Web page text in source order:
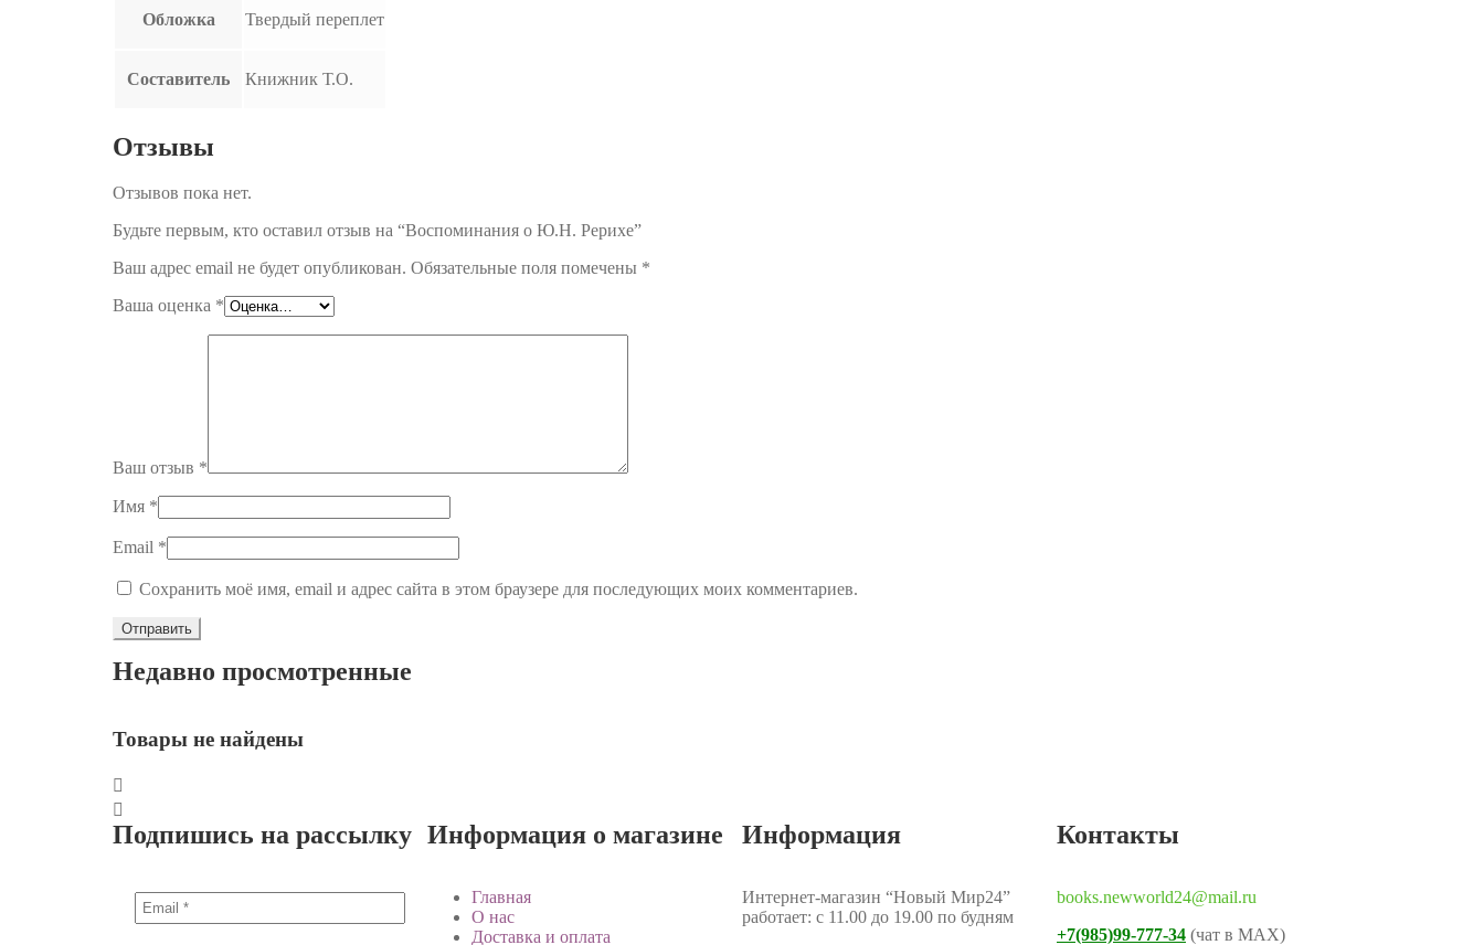
Обложка Твердый переплет
Составитель Книжник Т.О.
Отзывы
Отзывов пока нет.
Будьте первым, кто оставил отзыв на “Воспоминания о Ю.Н. Рерихе”
Ваш адрес email не будет опубликован. Обязательные поля помечены *
Ваша оценка *
Ваш отзыв *
Имя *
Email *
Сохранить моё имя, email и адрес сайта в этом браузере для последующих моих комментариев.
Недавно просмотренные
Товары не найдены
Подпишись на рассылку Информация о магазине
Главная
О нас
Доставка и оплата
Информация
Интернет-магазин “Новый Мир24”
работает: с 11.00 до 19.00 по будням
Контакты
books.newworld24@mail.ru
+7(985)99-777-34 (чат в MAX)